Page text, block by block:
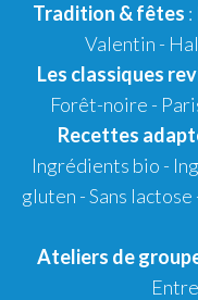
Tradition & fêtes :
Valentin -
Les classiques
Forêt-noire -
Recettes
Ingrédients bio -
gluten - Sans
Ateliers de